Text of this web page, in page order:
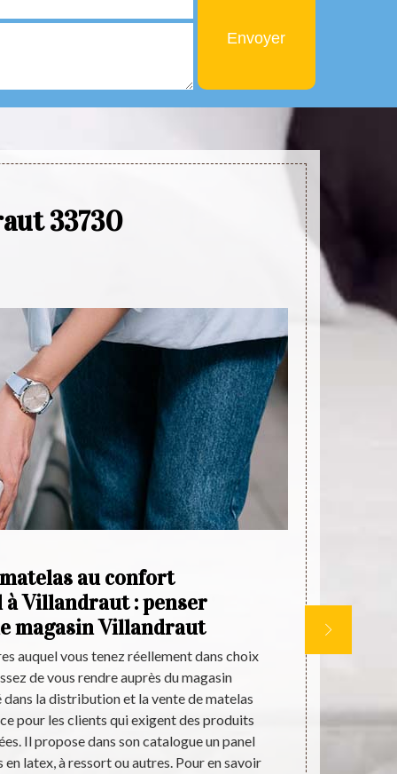
33730
au confort
à Villandraut : penser
magasin Villandraut
auquel vous tenez réellement dans choix
de vous rendre auprès du magasin
la distribution et la vente de matelas
pour les clients qui exigent des produits
Il propose dans son catalogue un panel
latex, à ressort ou autres. Pour en savoir
Pour que